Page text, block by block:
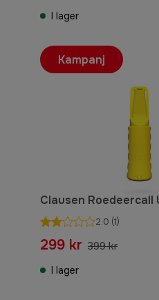
I lager
Clausen Roedeercall
2.0 (1)
299 kr 399 kr
I lager
Kampanj